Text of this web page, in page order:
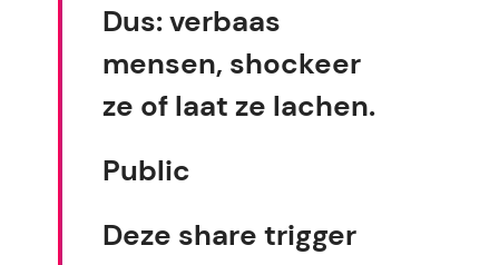
Dus: verbaas
mensen, shockeer
ze of laat ze lachen.
Public
Deze share trigger